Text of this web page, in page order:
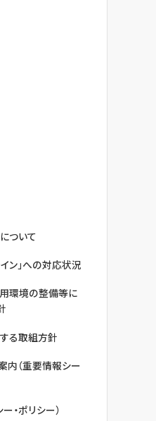
ついて
ン」への対応状況
環境の整備等に
る取組方針
内（重要情報シー
・ポリシー）